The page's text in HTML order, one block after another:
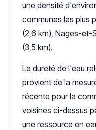
une densité
communes les plus
(2,6 km), Nages-et-
(3,5 km).
La dureté de l'eau
provient de la
récente pour la
voisines ci-dessus
une ressource en